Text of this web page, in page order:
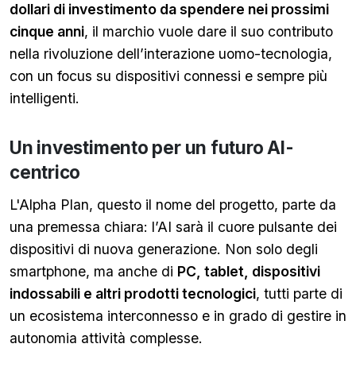
dollari di investimento da spendere nei prossimi
cinque anni, il marchio vuole dare il suo contributo
nella rivoluzione dell’interazione uomo-tecnologia,
con un focus su dispositivi connessi e sempre più
intelligenti.
Un investimento per un futuro AI-
centrico
L'Alpha Plan, questo il nome del progetto, parte da
una premessa chiara: l’AI sarà il cuore pulsante dei
dispositivi di nuova generazione. Non solo degli
smartphone, ma anche di PC, tablet, dispositivi
indossabili e altri prodotti tecnologici, tutti parte di
un ecosistema interconnesso e in grado di gestire in
autonomia attività complesse.